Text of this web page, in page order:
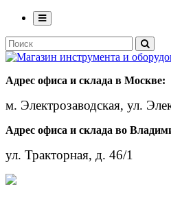
Адрес офиса и склада в Москве:
м. Электрозаводская, ул.
Адрес офиса и склада во
ул. Тракторная, д. 46/1